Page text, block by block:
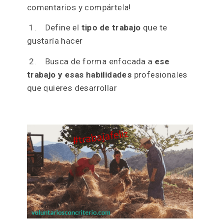
Mis claves para que tú
también puedas
encontrar trabajo
siendo voluntaria
para encontrar trabajo siendo voluntaria:
Te cuento mi estrategia, y si se te gusta o
se te ocurre otra mejor, ¡cuéntamela en los
comentarios y compártela!
1. Define eltipo de trabajoque te
gustaría hacer